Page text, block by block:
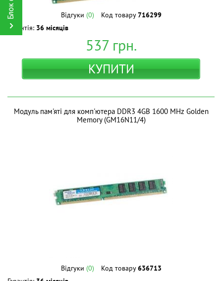
Відгуки (0) Код товару716299
Гарантія: 36 місяців
537грн.
КУПИТИ
Модуль пам'яті для комп'ютера DDR3 4GB 1600 MHz Golden
Memory (GM16N11/4)
Відгуки (0) Код товару636713